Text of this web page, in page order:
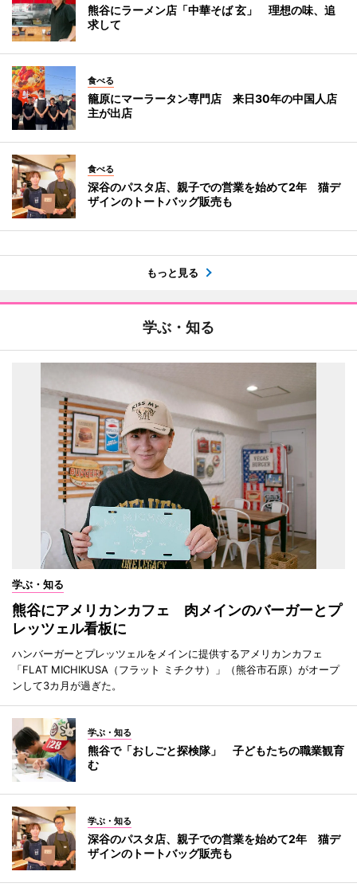
熊谷にラーメン店「中華そば 玄」 理想の味、追
求して
食べる
籠原にマーラータン専門店 来日30年の中国人店
主が出店
食べる
深谷のパスタ店、親子での営業を始めて2年 猫デ
ザインのトートバッグ販売も
もっと見る
学ぶ・知る
学ぶ・知る
熊谷にアメリカンカフェ 肉メインのバーガーとプ
レッツェル看板に
ハンバーガーとプレッツェルをメインに提供するアメリカンカフェ
「FLAT MICHIKUSA（フラット ミチクサ）」（熊谷市石原）がオープ
ンして3カ月が過ぎた。
学ぶ・知る
熊谷で「おしごと探検隊」 子どもたちの職業観育
む
学ぶ・知る
深谷のパスタ店、親子での営業を始めて2年 猫デ
ザインのトートバッグ販売も